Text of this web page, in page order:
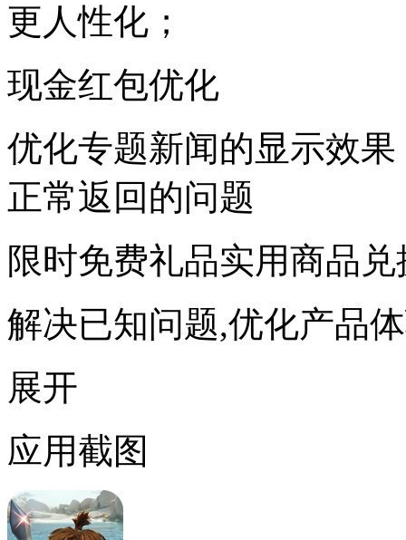
更人性化；
现金红包优化
优化专题新闻的显示效
正常返回的问题
限时免费礼品实用商品兑
解决已知问题,优化产品
展开
应用截图